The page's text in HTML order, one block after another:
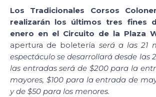
Los Tradicionales Corsos
realizarán los últimos tres fines
enero en el Circuito de la Plaza
apertura de boletería será a las 21
espectáculo se desarrollará desde las
las entradas será de $200 para la
mayores, $100 para la entrada de
y de $50 para los menores.